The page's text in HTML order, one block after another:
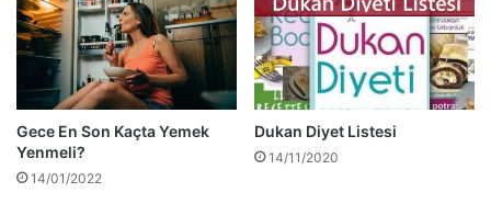
Gece En Son Kaçta Yemek
Yenmeli?
14/01/2022
Dukan Diyet Listesi
14/11/2020